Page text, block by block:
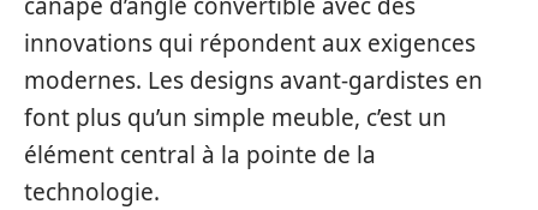
canapé d’angle convertible avec des
innovations qui répondent aux exigences
modernes. Les designs avant-gardistes en
font plus qu’un simple meuble, c’est un
élément central à la pointe de la
technologie.